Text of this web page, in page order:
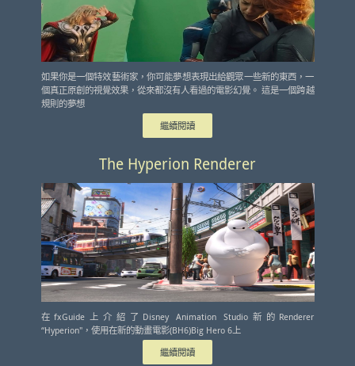
如果你是一個特效藝術家，你可能夢想表現出給觀眾一些新的東西，一
個真正原創的視覺效果，從來都沒有人看過的電影幻覺。 這是一個跨越
規則的夢想
繼續閱讀
The Hyperion Renderer
在fxGuide上介紹了Disney Animation Studio新的Renderer
“Hyperion"，使用在新的動畫電影(BH6)Big Hero 6上
繼續閱讀